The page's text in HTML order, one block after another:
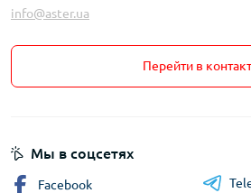
info@aster.ua
Перейти в
Мы в соцсетях
Facebook